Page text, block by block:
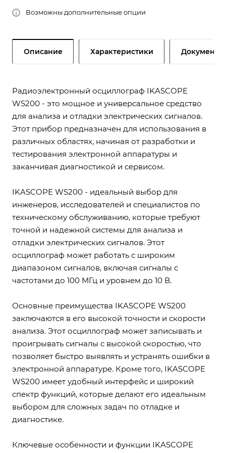
Возможны дополнительные опции
Описание Характеристики Документы
Радиоэлектронный осциллограф IKASCOPE
WS200 - это мощное и универсальное средство
для анализа и отладки электрических сигналов.
Этот прибор предназначен для использования в
различных областях, начиная от разработки и
тестирования электронной аппаратуры и
заканчивая диагностикой и сервисом.
IKASCOPE WS200 - идеальный выбор для
инженеров, исследователей и специалистов по
техническому обслуживанию, которые требуют
точной и надежной системы для анализа и
отладки электрических сигналов. Этот
осциллограф может работать с широким
диапазоном сигналов, включая сигналы с
частотами до 100 МГц и уровнем до 10 В.
Основные преимущества IKASCOPE WS200
заключаются в его высокой точности и скорости
анализа. Этот осциллограф может записывать и
проигрывать сигналы с высокой скоростью, что
позволяет быстро выявлять и устранять ошибки в
электронной аппаратуре. Кроме того, IKASCOPE
WS200 имеет удобный интерфейс и широкий
спектр функций, которые делают его идеальным
выбором для сложных задач по отладке и
диагностике.
Ключевые особенности и функции IKASCOPE